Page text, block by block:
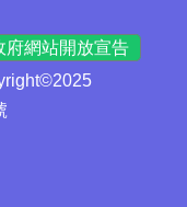
府網站開放宣告